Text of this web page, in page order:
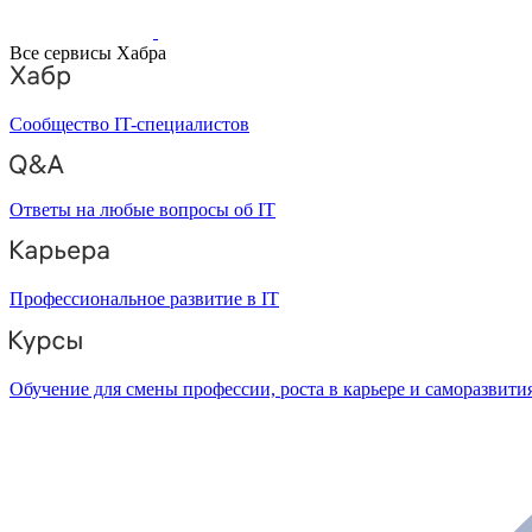
Все сервисы Хабра
Сообщество IT-специалистов
Ответы на любые вопросы об IT
Профессиональное развитие в IT
Обучение для смены профессии, роста в карьере и